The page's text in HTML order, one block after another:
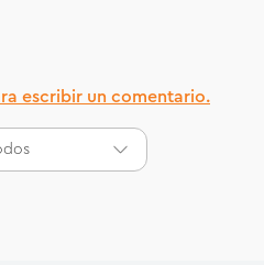
escribir un comentario.